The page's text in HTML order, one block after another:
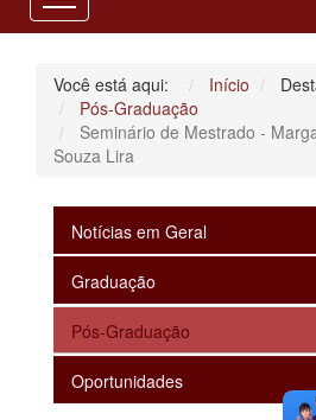
Você está aqui: Início
Pós-Graduação
Seminário de Mestrado -
Souza Lira
Notícias em Geral
Graduação
Pós-Graduação
Oportunidades